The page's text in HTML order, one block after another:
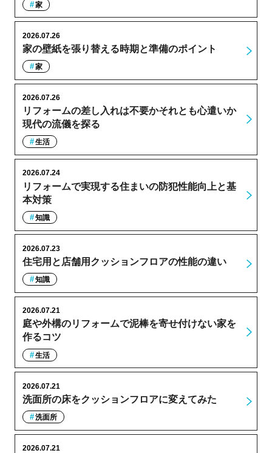
家
家の壁紙を張り替える時期と準備のポイント
2026.07.26
家
リフォームの差し入れは不要かそれとも心遣いか
現代の流儀を探る
2026.07.26
生活
リフォームで実現する住まいの防犯性能向上と基
本対策
2026.07.24
知識
住宅用と店舗用クッションフロアの性能の違い
2026.07.23
知識
庭や外構のリフォームで泥棒を寄せ付けない家を
作るコツ
2026.07.21
生活
洗面所の床をクッションフロアに変えてみた
2026.07.21
洗面所
2026.07.21